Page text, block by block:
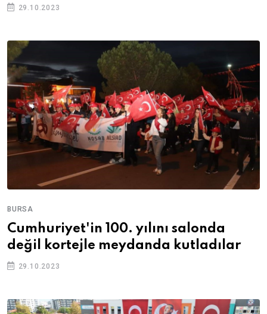
29.10.2023
BURSA
Cumhuriyet'in 100. yılını salonda
değil kortejle meydanda kutladılar
29.10.2023